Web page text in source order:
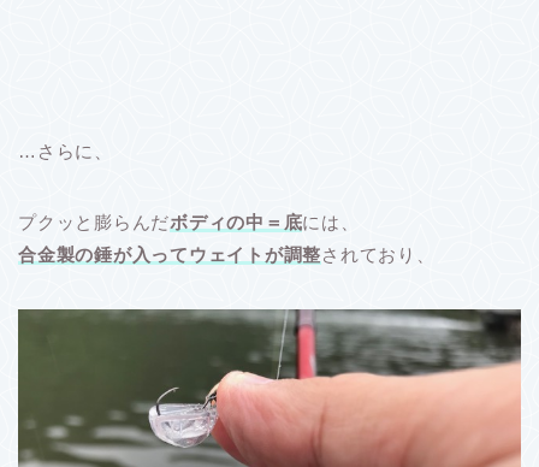
…さらに、
プクッと膨らんだボディの中＝底には、
合金製の錘が入ってウェイトが調整されており、